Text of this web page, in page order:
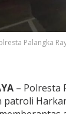
Palangka
– Polresta
patroli